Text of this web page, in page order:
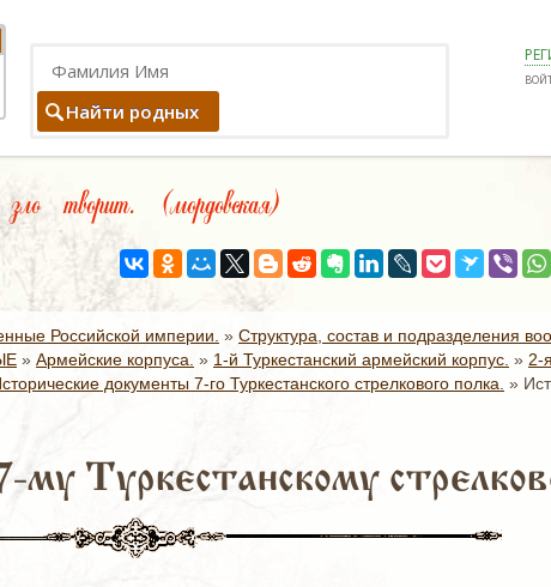
Найти родных
творит. (мордовская)
Российской империи. » Структура, состав и подразделения
» Армейские корпуса. » 1-й Туркестанский армейский корпус. » 2-
документы 7-го Туркестанского стрелкового полка. »
му Туркестанскому